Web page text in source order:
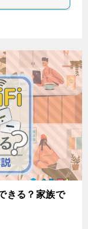
きる？家族で